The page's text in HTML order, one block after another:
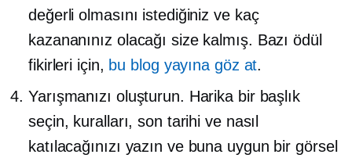
değerli olmasını istediğiniz ve kaç
kazananınız olacağı size kalmış. Bazı ödül
fikirleri için, bu blog yayına göz at.
Yarışmanızı oluşturun. Harika bir başlık
seçin, kuralları, son tarihi ve nasıl
katılacağınızı yazın ve buna uygun bir görsel